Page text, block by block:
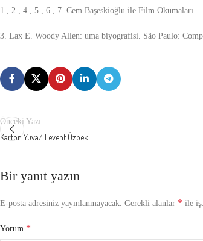
1., 2., 4., 5., 6., 7. Cem Başeskioğlu ile Film Okumaları
3. Lax E. Woody Allen: uma biyografisi. São Paulo:
Önceki Yazı
Karton Yuva/ Levent Özbek
Bir yanıt yazın
E-posta adresiniz yayınlanmayacak. Gerekli alanlar * ile
Yorum *